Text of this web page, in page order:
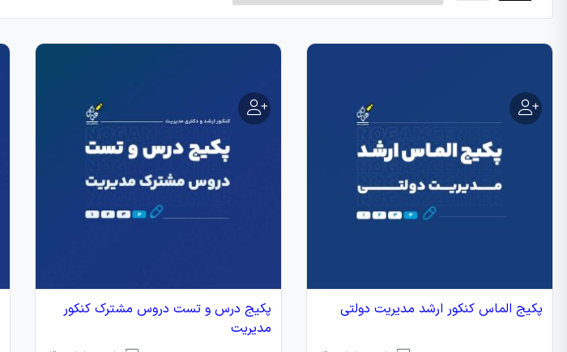
پکیج الماس کنکور ارشد مدیریت دولتی
پکیج درس و تست دروس مشترک کنکور
مدیریت